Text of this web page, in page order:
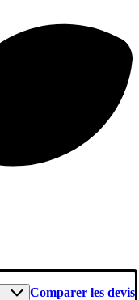
Comparer les devis